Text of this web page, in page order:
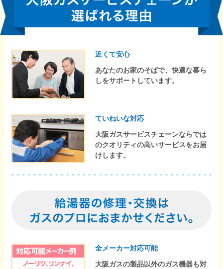
近くて安心
あなたのお家のそばで、快適な暮ら
しをサポートしています。
ていねいな対応
大阪ガスサービスチェーンならでは
のクオリティの高いサービスをお届
けします。
全メーカー対応可能
大阪ガスの製品以外のガス機器も対